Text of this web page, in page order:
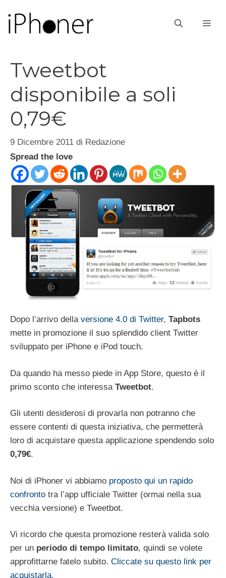
contenuto
Tweetbot
disponibile a soli
0,79€
9 Dicembre 2011 di Redazione
Spread the love
Dopo l’arrivo della versione 4.0 di Twitter, Tapbots
mette in promozione il suo splendido client Twitter
sviluppato per iPhone e iPod touch.
Da quando ha messo piede in App Store, questo è il
primo sconto che interessa Tweetbot.
Gli utenti desiderosi di provarla non potranno che
essere contenti di questa iniziativa, che permetterà
loro di acquistare questa applicazione spendendo solo
0,79€.
Noi di iPhoner vi abbiamo proposto qui un rapido
confronto tra l’app ufficiale Twitter (ormai nella sua
vecchia versione) e Tweetbot.
Vi ricordo che questa promozione resterà valida solo
per un periodo di tempo limitato, quindi se volete
approfittarne fatelo subito. Cliccate su questo link per
acquistarla.